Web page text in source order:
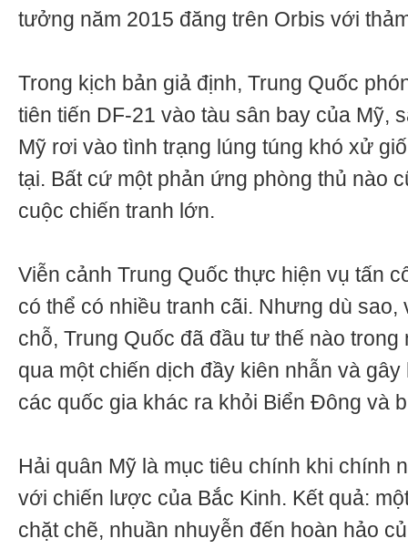
tưởng năm 2015 đăng trên Orbis với
Trong kịch bản giả định, Trung Quốc
tiên tiến DF-21 vào tàu sân bay của Mỹ,
Mỹ rơi vào tình trạng lúng túng khó xử
tại. Bất cứ một phản ứng phòng thủ nào
cuộc chiến tranh lớn.
Viễn cảnh Trung Quốc thực hiện vụ tấn
có thể có nhiều tranh cãi. Nhưng dù
chỗ, Trung Quốc đã đầu tư thế nào trong
qua một chiến dịch đầy kiên nhẫn và
các quốc gia khác ra khỏi Biển Đông và
Hải quân Mỹ là mục tiêu chính khi chính
với chiến lược của Bắc Kinh. Kết quả:
chặt chẽ, nhuần nhuyễn đến hoàn hảo